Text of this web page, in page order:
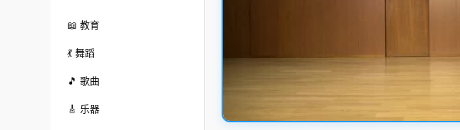
📖 教育
💃 舞蹈
🎵 歌曲
🎸 乐器